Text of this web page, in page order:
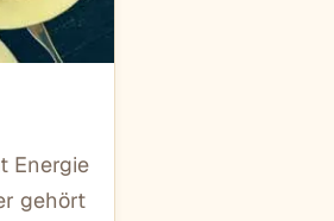
Energie
gehört